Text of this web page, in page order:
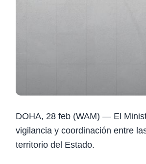
DOHA, 28 feb (WAM) — El
vigilancia y coordinación entre
territorio del Estado.